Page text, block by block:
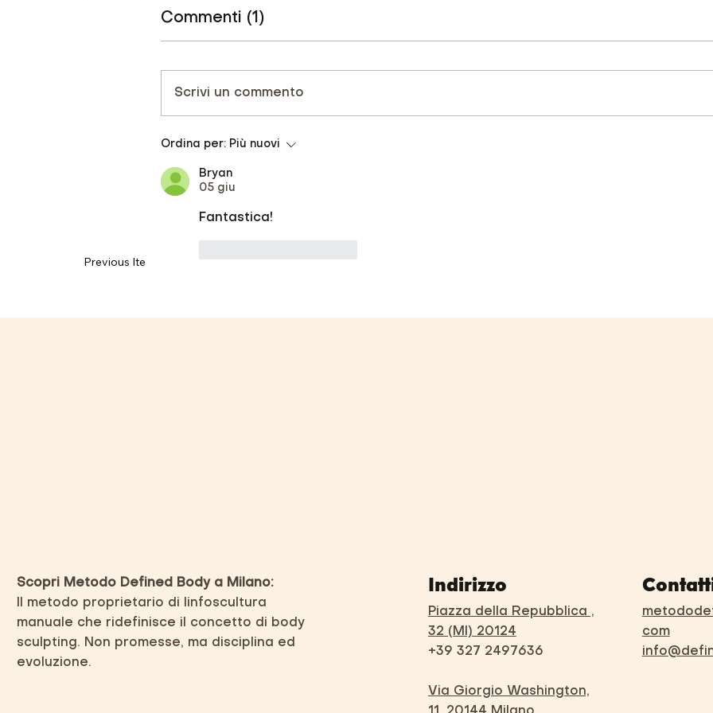
Previous Item
Commenti (1)
Scrivi un commento
Ordina per: Più nuovi
Bryan
05 giu
Fantastica!
Scopri Metodo Defined Body a Milano:
Il metodo proprietario di linfoscultura
manuale che ridefinisce il concetto di body
sculpting. Non promesse, ma disciplina ed
evoluzione.
Indirizzo
Piazza della Repubblica ,
32 (MI) 20124
+39 327 2497636
Via Giorgio Washington,
com